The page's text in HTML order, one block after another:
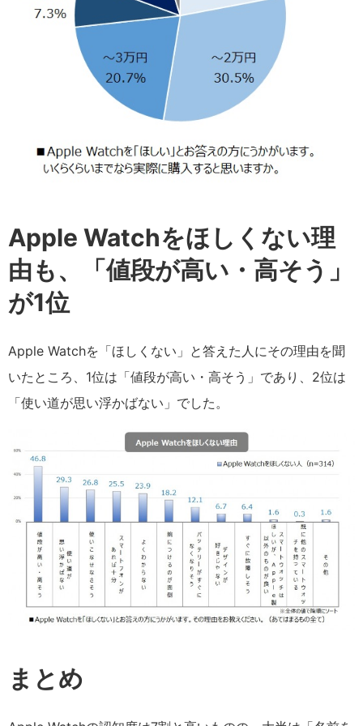
Apple Watchをほしくない理
由も、「値段が高い・高そう」
が1位
Apple Watchを「ほしくない」と答えた人にその理由を聞
いたところ、1位は「値段が高い・高そう」であり、2位は
「使い道が思い浮かばない」でした。
まとめ